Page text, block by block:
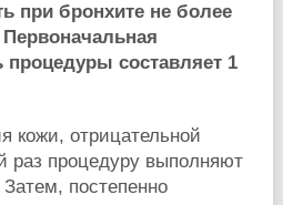
при бронхите не более
процедуры составляет 1
кожи, отрицательной
раз процедуру выполняют
постепенно